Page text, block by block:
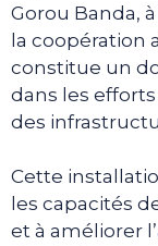
Gorou Banda,
la coopération
constitue un
dans les
des
Cette
les capacités
et à améliorer